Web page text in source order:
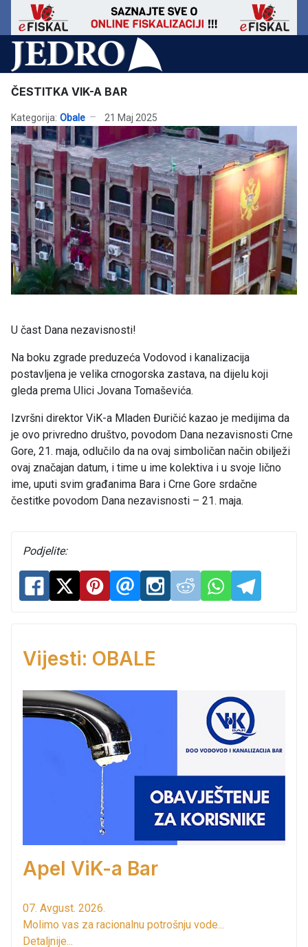
ČESTITKA VIK-A BAR
Kategorija: Obale 21 Maj 2025
U čast Dana nezavisnosti!
Na boku zgrade preduzeća Vodovod i kanalizacija
postavljena je velika crnogorska zastava, na dijelu koji
gleda prema Ulici Jovana Tomaševića.
Izvršni direktor ViK-a Mladen Đuričić kazao je medijima da
je ovo privredno društvo, povodom Dana nezavisnosti Crne
Gore, 21. maja, odlučilo da na ovaj simboličan način obilježi
ovaj značajan datum, i time u ime kolektiva i u svoje lično
ime, uputi svim građanima Bara i Crne Gore srdačne
čestitke povodom Dana nezavisnosti – 21. maja.
Podjelite:
Vijesti: OBALE
Apel ViK-a Bar
07. Avgust. 2026.
Molimo vas za racionalnu potrošnju vode...
Detaljnije...